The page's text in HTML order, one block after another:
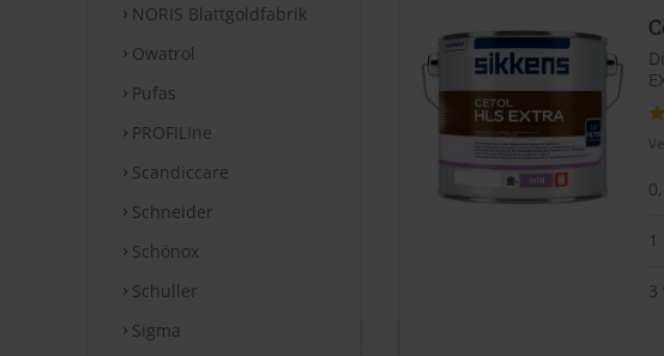
NORIS Blattgoldfabrik
Owatrol
Pufas
PROFILIne
Scandiccare
Schneider
Schönox
Schuller
Sigma
1
3